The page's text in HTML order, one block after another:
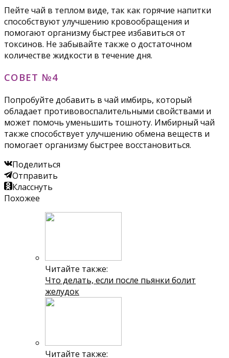
Пейте чай в теплом виде, так как горячие напитки
способствуют улучшению кровообращения и
помогают организму быстрее избавиться от
токсинов. Не забывайте также о достаточном
количестве жидкости в течение дня.
СОВЕТ №4
Попробуйте добавить в чай имбирь, который
обладает противовоспалительными свойствами и
может помочь уменьшить тошноту. Имбирный чай
также способствует улучшению обмена веществ и
помогает организму быстрее восстановиться.
Поделиться
Отправить
Класснуть
Похожее
Читайте также:
Что делать, если после пьянки болит
желудок
Читайте также: